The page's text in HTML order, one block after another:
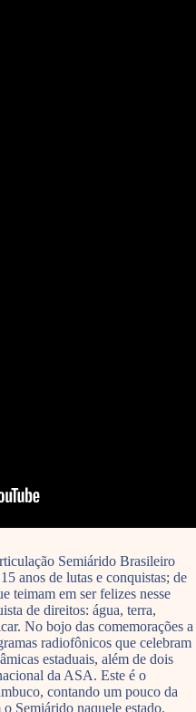
Semiárido Brasileiro
anos de lutas e conquistas; de
teimam em ser felizes nesse
de direitos: água, terra,
No bojo das comemorações a
radiofônicos que celebram
estaduais, além de dois
da ASA. Este é o
contando um pouco da
Semiárido naquele estado.